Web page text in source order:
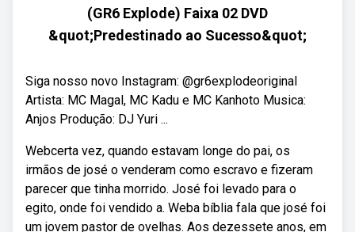
(GR6 Explode) Faixa 02 DVD
&quot;Predestinado ao Sucesso&quot;
Siga nosso novo Instagram: @gr6explodeoriginal
Artista: MC Magal, MC Kadu e MC Kanhoto Musica:
Anjos Produção: DJ Yuri ...
Webcerta vez, quando estavam longe do pai, os
irmãos de josé o venderam como escravo e fizeram
parecer que tinha morrido. José foi levado para o
egito, onde foi vendido a. Weba bíblia fala que josé foi
um jovem pastor de ovelhas. Aos dezessete anos, em